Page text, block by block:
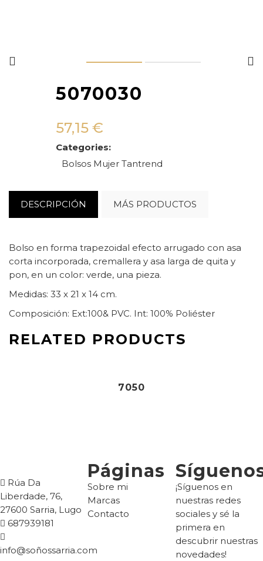
5070030
57,15 €
Categories:
Bolsos Mujer Tantrend
DESCRIPCIÓN MÁS PRODUCTOS
Bolso en forma trapezoidal efecto arrugado con asa
corta incorporada, cremallera y asa larga de quita y
pon, en un color: verde, una pieza.
Medidas: 33 x 21 x 14 cm.
Composición: Ext:100& PVC. Int: 100% Poliéster
RELATED PRODUCTS
7050
Rúa Da
Liberdade, 76,
27600 Sarria, Lugo
687939181
info@soñossarria.com
Páginas
Sobre mi
Marcas
Contacto
¡Síguenos en
nuestras redes
sociales y sé la
primera en
descubrir nuestras
novedades!